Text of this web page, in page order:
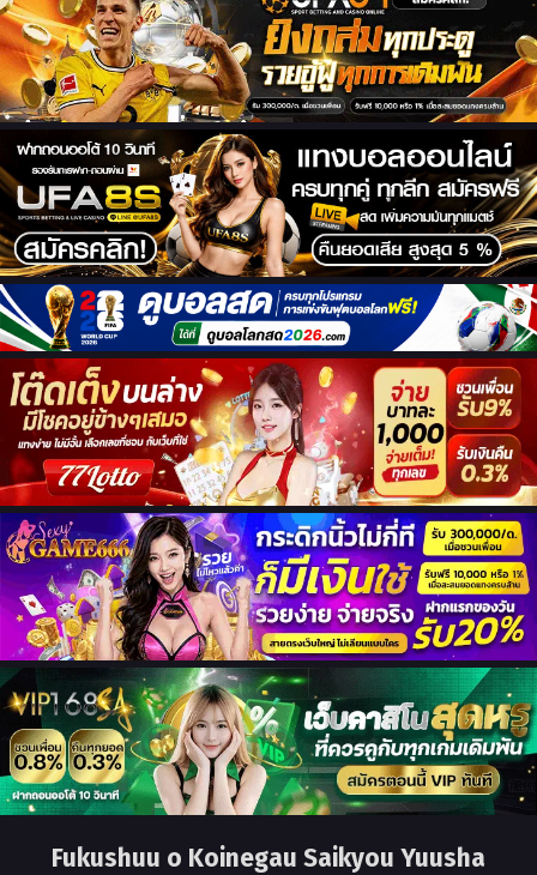
Fukushuu o Koinegau Saikyou Yuusha